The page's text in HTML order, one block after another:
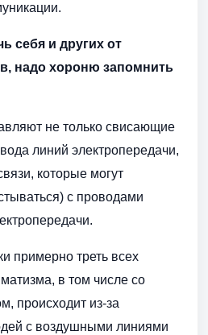
себя и других от
надо хороню запомнить
не только свисающие
линий электропередачи,
которые могут
с проводами
примерно треть всех
в том числе со
происходит из-за
с воздушными линиями